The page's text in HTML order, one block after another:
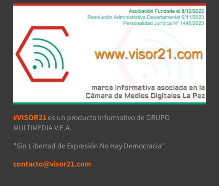
#VISOR21 es un producto informativo de GRUPO
MULTIMEDIA V.E.A.
"Sin Libertad de Expresión No Hay Democracia"
contacto@visor21.com